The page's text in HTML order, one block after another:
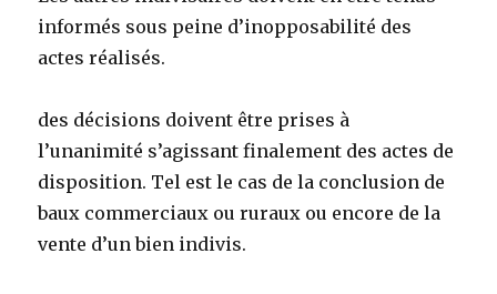
informés sous peine d’inopposabilité des
actes réalisés.
des décisions doivent être prises à
l’unanimité s’agissant finalement des actes de
disposition. Tel est le cas de la conclusion de
baux commerciaux ou ruraux ou encore de la
vente d’un bien indivis.